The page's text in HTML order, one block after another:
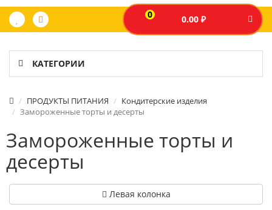
0 0.00 ₽
КАТЕГОРИИ
ПРОДУКТЫ ПИТАНИЯ
Кондитерские изделия
Замороженные торты и десерты
Замороженные торты и
десерты
Левая колонка